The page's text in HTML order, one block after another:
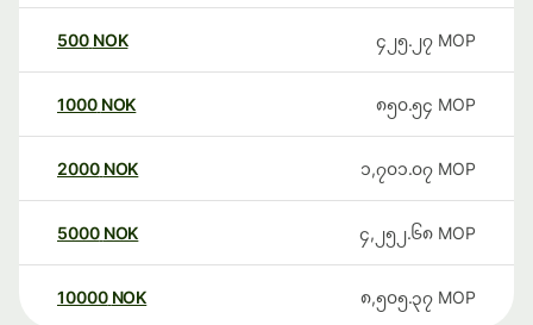
500 NOK ၄၂၅.၂၇ MOP
1000 NOK ၈၅၀.၅၄ MOP
2000 NOK ၁,၇၀၁.၀၇ MOP
5000 NOK ၄,၂၅၂.၆၈ MOP
10000 NOK ၈,၅၀၅.၃၇ MOP